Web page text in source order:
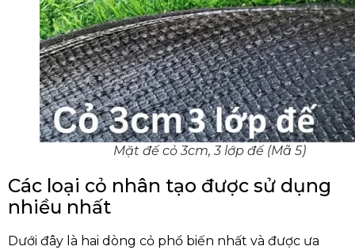
Mặt đế cỏ 3cm, 3 lớp đế (Mã 5)
Các loại cỏ nhân tạo được sử dụng
nhiều nhất
Dưới đây là hai dòng cỏ phổ biến nhất và được ưa